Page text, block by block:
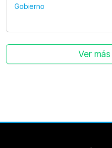
Gobierno
Ver